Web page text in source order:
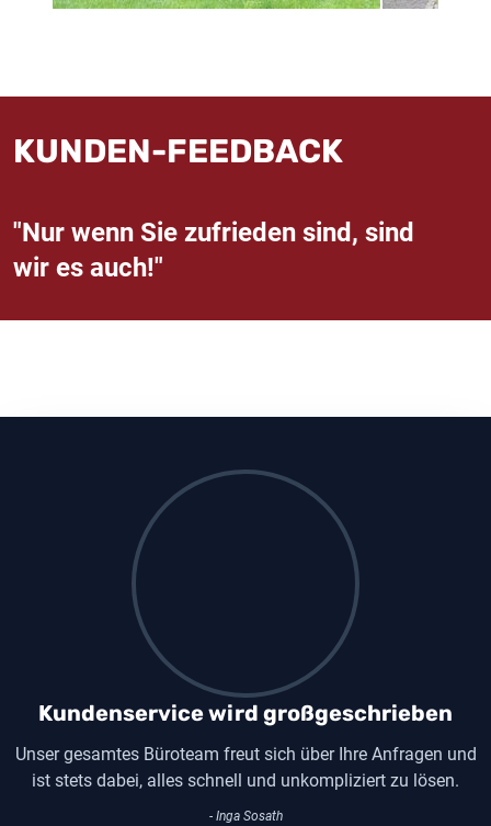
KUNDEN-FEEDBACK
"Nur wenn Sie zufrieden sind, sind
wir es auch!"
Kundenservice wird großgeschrieben
Unser gesamtes Büroteam freut sich über Ihre Anfragen und
ist stets dabei, alles schnell und unkompliziert zu lösen.
- Inga Sosath